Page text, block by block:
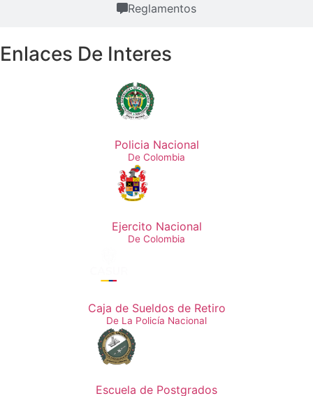
Reglamentos
Enlaces De Interes
Policia Nacional
De Colombia
Ejercito Nacional
De Colombia
Caja de Sueldos de Retiro
De La Policía Nacional
Escuela de Postgrados